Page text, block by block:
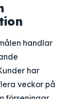
handlar
har
veckor på